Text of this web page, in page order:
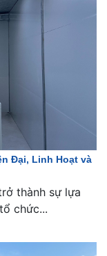
Đại, Linh Hoạt và
thành sự lựa
chức...